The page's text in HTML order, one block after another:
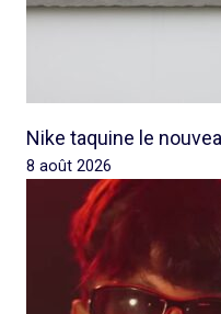
Nike taquine le
8 août 2026